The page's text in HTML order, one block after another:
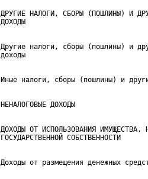
ДРУГИЕ НАЛОГИ, СБОРЫ (ПОШЛИНЫ) И
Другие налоги, сборы (пошлины) и
ДОХОДЫ ОТ ИСПОЛЬЗОВАНИЯ ИМУЩЕСТВА,